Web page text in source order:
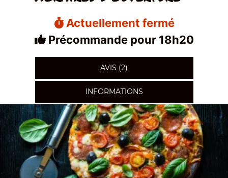
Actuellement fermé
Précommande pour 18h20
AVIS (2)
INFORMATIONS